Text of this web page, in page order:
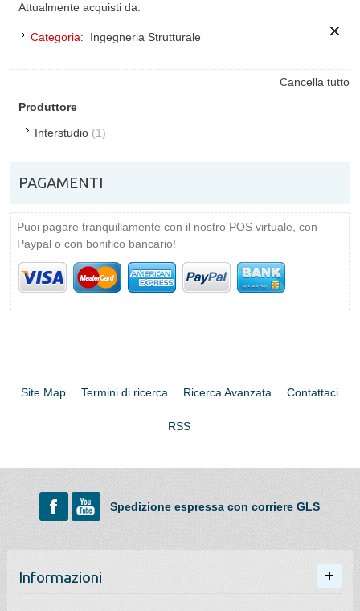
Attualmente acquisti da:
Categoria: Ingegneria Strutturale
Cancella tutto
Produttore
Interstudio (1)
PAGAMENTI
Puoi pagare tranquillamente con il nostro POS virtuale, con
Paypal o con bonifico bancario!
Site Map Termini di ricerca Ricerca Avanzata Contattaci
RSS
Spedizione espressa con corriere GLS
Informazioni